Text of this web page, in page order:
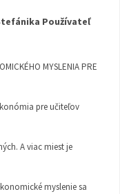
Používateľ
MYSLENIA PRE
pre učiteľov
A viac miest je
myslenie sa